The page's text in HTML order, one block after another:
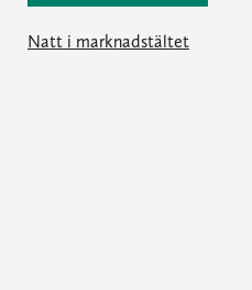
Natt i marknadstältet